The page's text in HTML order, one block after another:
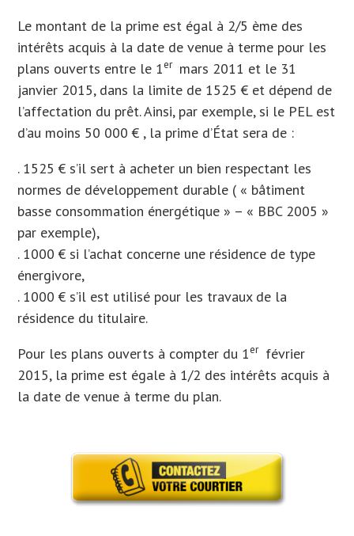
Le montant de la prime est égal à 2/5 ème des
intérêts acquis à la date de venue à terme pour les
plans ouverts entre le 1er mars 2011 et le 31
janvier 2015, dans la limite de 1525 € et dépend de
l’affectation du prêt. Ainsi, par exemple, si le PEL est
d’au moins 50 000 € , la prime d’État sera de :
. 1525 € s’il sert à acheter un bien respectant les
normes de développement durable ( « bâtiment
basse consommation énergétique » – « BBC 2005 »
par exemple),
. 1000 € si l’achat concerne une résidence de type
énergivore,
. 1000 € s’il est utilisé pour les travaux de la
résidence du titulaire.
Pour les plans ouverts à compter du 1er février
2015, la prime est égale à 1/2 des intérêts acquis à
la date de venue à terme du plan.